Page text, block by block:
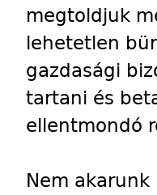
megtoldjuk
lehetetlen
gazdasági
tartani és
ellentmondó
Nem